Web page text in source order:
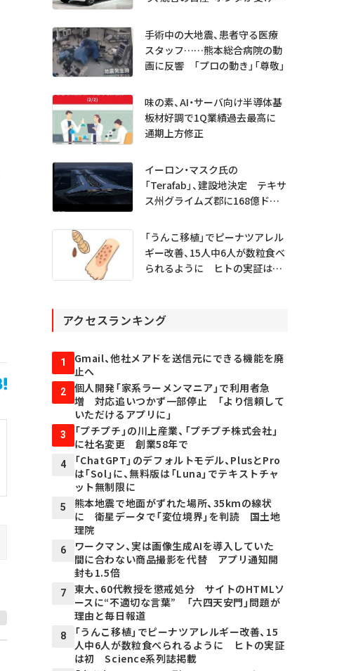
手術中の大地震、患者守る医療
スタッフ……熊本総合病院の動
画に反響 「プロの動き」「尊敬」
味の素、AI・サーバ向け半導体基
板材好調で1Q業績過去最高に
通期上方修正
イーロン・マスク氏の
「Terafab」、建設地決定 テキサ
ス州グライムズ郡に168億ドル
「うんこ移植」でピーナツアレル
ギー改善、15人中6人が数粒食べ
られるように ヒトの実証は
アクセスランキング
1
Gmail、他社メアドを送信元にできる機能を廃
止へ
2
個人開発「家系ラーメンマニア」で利用者急
増 対応追いつかず一部停止 「より信頼して
いただけるアプリに」
3
「プチプチ」の川上産業、「プチプチ株式会社」
に社名変更 創業58年で
4
「ChatGPT」のデフォルトモデル、PlusとPro
は「Sol」に、無料版は「Luna」でテキストチャ
ット無制限に
5
熊本地震で地面がずれた場所、35kmの線状
に 衛星データで「変位境界」を判読 国土地
理院
6
ワークマン、実は画像生成AIを導入していた
間に合わない商品撮影を代替 アプリ通知開
封も1.5倍
7
東大、60代教授を懲戒処分 サイトのHTMLソ
ースに“不適切な言葉” 「六四天安門」問題が
理由と毎日報道
8
「うんこ移植」でピーナツアレルギー改善、15
人中6人が数粒食べられるように ヒトの実証
は初 Science系列誌掲載